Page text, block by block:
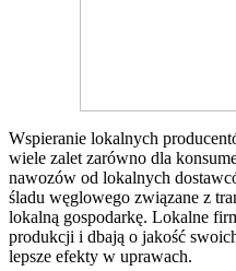
Wspieranie lokalnych
wiele zalet zarówno dla
nawozów od lokalnych
śladu węglowego związane z
lokalną gospodarkę. Lokalne
produkcji i dbają o jakość
lepsze efekty w uprawach.